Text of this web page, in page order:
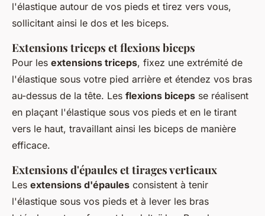
l'élastique autour de vos pieds et tirez vers vous,
sollicitant ainsi le dos et les biceps.
Extensions triceps et flexions biceps
Pour les extensions triceps, fixez une extrémité de
l'élastique sous votre pied arrière et étendez vos bras
au-dessus de la tête. Les flexions biceps se réalisent
en plaçant l'élastique sous vos pieds et en le tirant
vers le haut, travaillant ainsi les biceps de manière
efficace.
Extensions d'épaules et tirages verticaux
Les extensions d'épaules consistent à tenir
l'élastique sous vos pieds et à lever les bras